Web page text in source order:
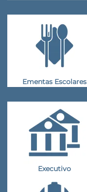
Ementas Escolares
Executivo